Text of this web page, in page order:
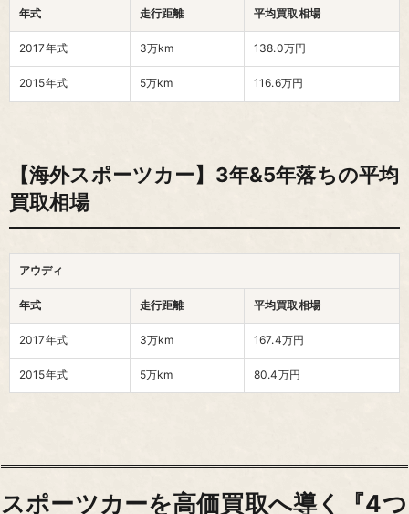
年式 走行距離 平均買取相場
2017年式 3万km 138.0万円
2015年式 5万km 116.6万円
【海外スポーツカー】3年&5年落ちの平均
買取相場
アウディ
年式 走行距離 平均買取相場
2017年式 3万km 167.4万円
2015年式 5万km 80.4万円
スポーツカーを高価買取へ導く『4つ